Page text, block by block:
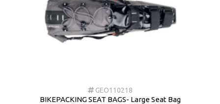
GEO110218
BIKEPACKING SEAT BAGS- Large Seat Bag